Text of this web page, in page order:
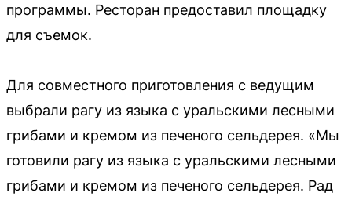
программы. Ресторан предоставил площадку
для съемок.
Для совместного приготовления с ведущим
выбрали рагу из языка с уральскими лесными
грибами и кремом из печеного сельдерея. «Мы
готовили рагу из языка с уральскими лесными
грибами и кремом из печеного сельдерея. Рад